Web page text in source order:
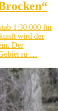
1:30.000 für
wird der
Der
ru …